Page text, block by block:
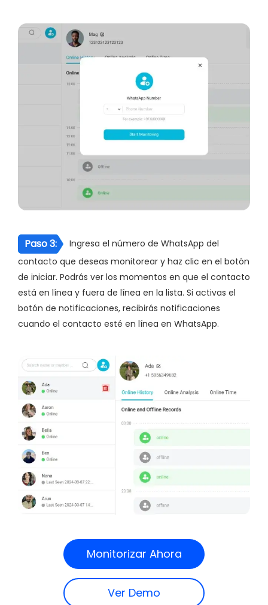
Paso 3:
Ingresa el número de WhatsApp del
contacto que deseas monitorear y haz clic en el botón
de iniciar. Podrás ver los momentos en que el contacto
está en línea y fuera de línea en la lista. Si activas el
botón de notificaciones, recibirás notificaciones
cuando el contacto esté en línea en WhatsApp.
Monitorizar Ahora
Ver Demo